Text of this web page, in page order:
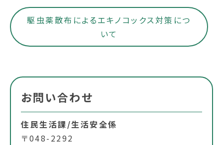
駆虫薬散布によるエキノコックス対策につ
いて
お問い合わせ
住民生活課/生活安全係
〒048-2292